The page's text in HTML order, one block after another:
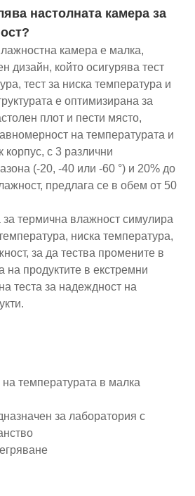
настолната камера за
камера е малка,
дизайн, който осигурява тест
тест за ниска температура и
е оптимизирана за
плот и пести място,
на температурата и
с 3 различни
(-20, -40 или -60 °) и 20% до
предлага се в обем от 50
термична влажност симулира
ниска температура,
за да тества промените в
на продуктите в екстремни
теста за надеждност на
на температурата в малка
за лаборатория с